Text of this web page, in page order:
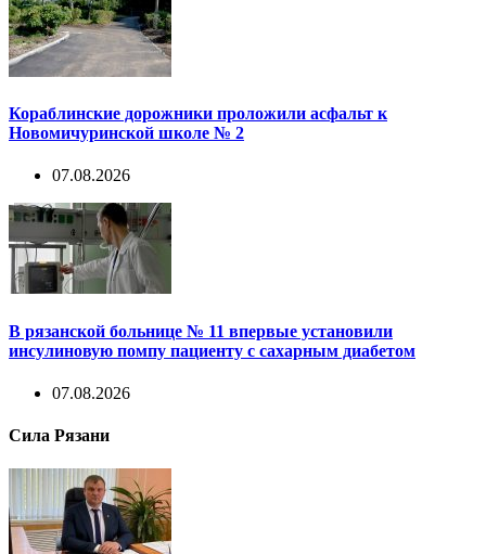
Кораблинские дорожники проложили асфальт к
Новомичуринской школе № 2
07.08.2026
В рязанской больнице № 11 впервые установили
инсулиновую помпу пациенту с сахарным диабетом
07.08.2026
Сила Рязани